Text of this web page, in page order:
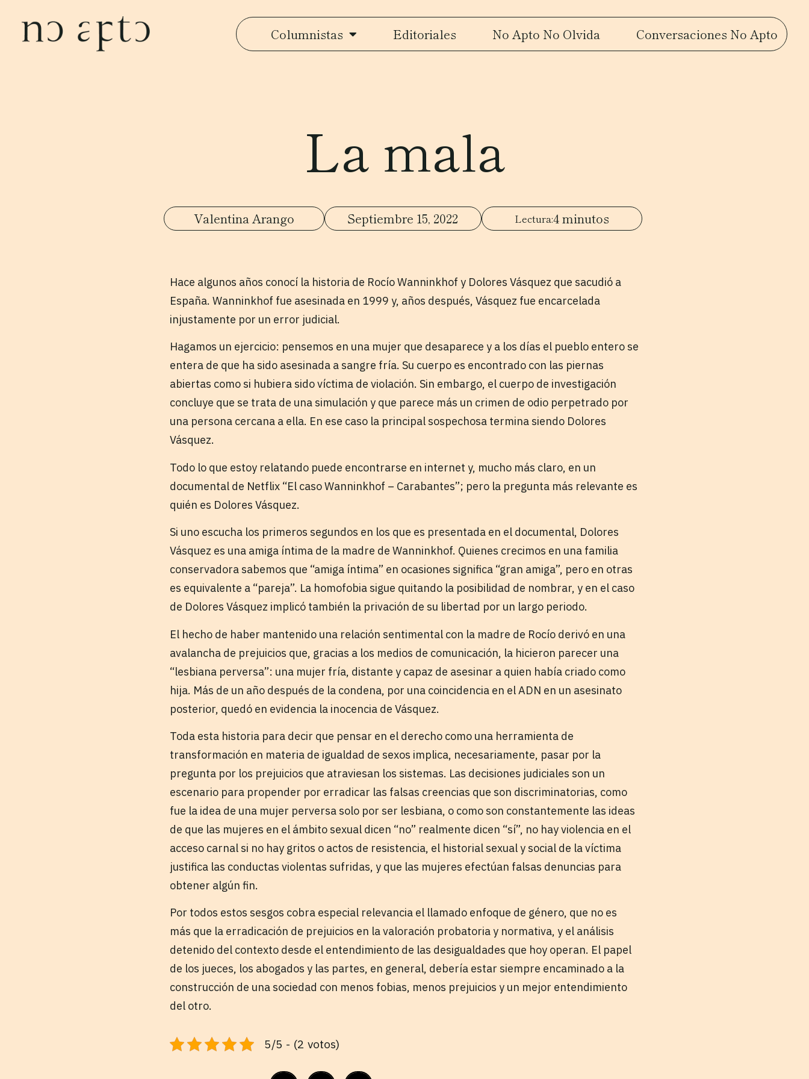
Columnistas Editoriales No Apto No Olvida Conversaciones No Apto
La mala
Valentina Arango Septiembre 15, 2022 4 minutos
Hace algunos años conocí la historia de Rocío Wanninkhof y Dolores Vásquez que sacudió a
España. Wanninkhof fue asesinada en 1999 y, años después, Vásquez fue encarcelada
injustamente por un error judicial.
Hagamos un ejercicio: pensemos en una mujer que desaparece y a los días el pueblo entero se
entera de que ha sido asesinada a sangre fría. Su cuerpo es encontrado con las piernas
abiertas como si hubiera sido víctima de violación. Sin embargo, el cuerpo de investigación
concluye que se trata de una simulación y que parece más un crimen de odio perpetrado por
una persona cercana a ella. En ese caso la principal sospechosa termina siendo Dolores
Vásquez.
Todo lo que estoy relatando puede encontrarse en internet y, mucho más claro, en un
documental de Netflix “El caso Wanninkhof – Carabantes”; pero la pregunta más relevante es
quién es Dolores Vásquez.
Si uno escucha los primeros segundos en los que es presentada en el documental, Dolores
Vásquez es una amiga íntima de la madre de Wanninkhof. Quienes crecimos en una familia
conservadora sabemos que “amiga íntima” en ocasiones significa “gran amiga”, pero en otras
es equivalente a “pareja”. La homofobia sigue quitando la posibilidad de nombrar, y en el caso
de Dolores Vásquez implicó también la privación de su libertad por un largo periodo.
El hecho de haber mantenido una relación sentimental con la madre de Rocío derivó en una
avalancha de prejuicios que, gracias a los medios de comunicación, la hicieron parecer una
“lesbiana perversa”: una mujer fría, distante y capaz de asesinar a quien había criado como
hija. Más de un año después de la condena, por una coincidencia en el ADN en un asesinato
posterior, quedó en evidencia la inocencia de Vásquez.
Toda esta historia para decir que pensar en el derecho como una herramienta de
transformación en materia de igualdad de sexos implica, necesariamente, pasar por la
pregunta por los prejuicios que atraviesan los sistemas. Las decisiones judiciales son un
escenario para propender por erradicar las falsas creencias que son discriminatorias, como
fue la idea de una mujer perversa solo por ser lesbiana, o como son constantemente las ideas
de que las mujeres en el ámbito sexual dicen “no” realmente dicen “sí”, no hay violencia en el
acceso carnal si no hay gritos o actos de resistencia, el historial sexual y social de la víctima
justifica las conductas violentas sufridas, y que las mujeres efectúan falsas denuncias para
obtener algún fin.
Por todos estos sesgos cobra especial relevancia el llamado enfoque de género, que no es
más que la erradicación de prejuicios en la valoración probatoria y normativa, y el análisis
detenido del contexto desde el entendimiento de las desigualdades que hoy operan. El papel
de los jueces, los abogados y las partes, en general, debería estar siempre encaminado a la
construcción de una sociedad con menos fobias, menos prejuicios y un mejor entendimiento
del otro.
5/5 - (2 votos)